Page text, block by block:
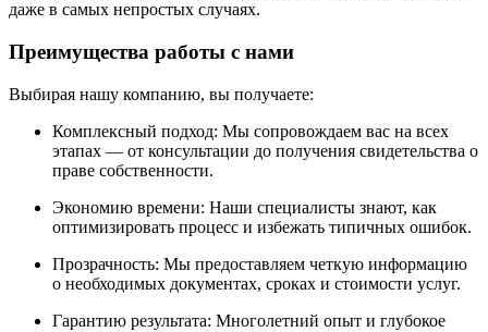
даже в самых непростых случаях.
Преимущества работы с нами
Выбирая нашу компанию, вы получаете:
Комплексный подход: Мы сопровождаем вас на всех
этапах — от консультации до получения свидетельства о
праве собственности.
Экономию времени: Наши специалисты знают, как
оптимизировать процесс и избежать типичных ошибок.
Прозрачность: Мы предоставляем четкую информацию
о необходимых документах, сроках и стоимости услуг.
Гарантию результата: Многолетний опыт и глубокое